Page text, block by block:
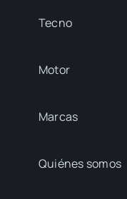
Tecno
Motor
Marcas
Quiénes somos